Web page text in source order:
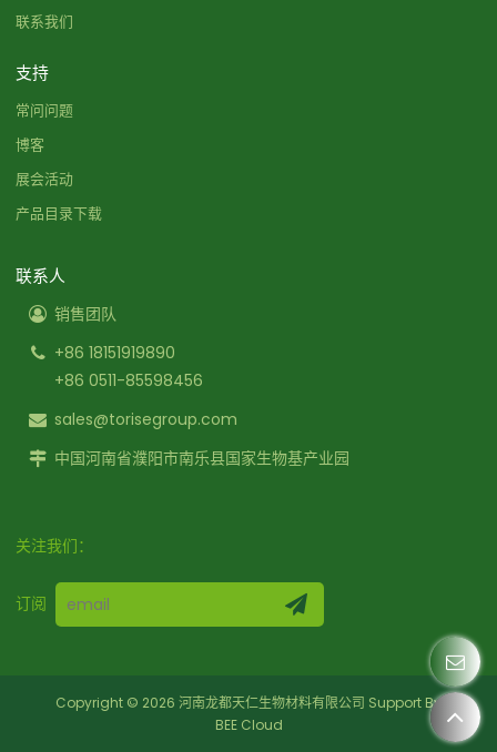
联系我们
支持
常问问题
博客
展会活动
产品目录下载
联系人
销售团队
+86 18151919890
+86 0511-85598456
sales@torisegroup.com
中国河南省濮阳市南乐县国家生物基产业园
关注我们：
订阅
Copyright © 2026 河南龙都天仁生物材料有限公司 Support By
BEE Cloud